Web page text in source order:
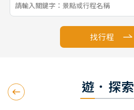
找行程
遊．探索